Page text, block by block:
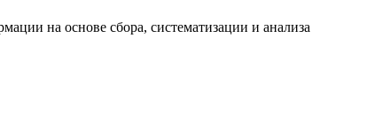
на основе сбора, систематизации и анализа